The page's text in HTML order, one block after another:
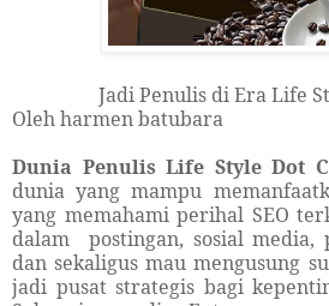
Jadi Penulis di Era Life
Oleh harmen batubara
Dunia Penulis Life Style Dot
dunia yang mampu
yang memahami perihal SEO
dalam postingan, sosial media,
dan sekaligus mau mengusung
jadi pusat strategis bagi